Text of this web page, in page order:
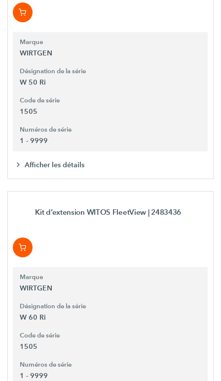
Marque
WIRTGEN
Désignation de la série
W 50 Ri
Code de série
1505
Numéros de série
1 - 9999
Afficher les détails
Kit d’extension WITOS FleetView | 2483436
Marque
WIRTGEN
Désignation de la série
W 60 Ri
Code de série
1505
Numéros de série
1 - 9999